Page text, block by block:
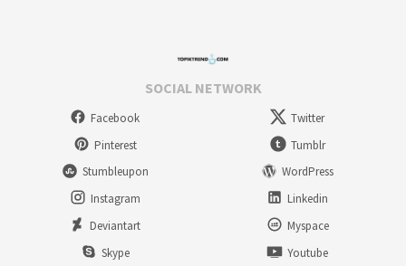
SOCIAL NETWORK
Facebook
Twitter
Pinterest
Tumblr
Stumbleupon
WordPress
Instagram
Linkedin
Deviantart
Myspace
Skype
Youtube